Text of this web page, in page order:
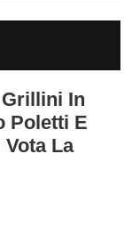
In
Poletti E
La